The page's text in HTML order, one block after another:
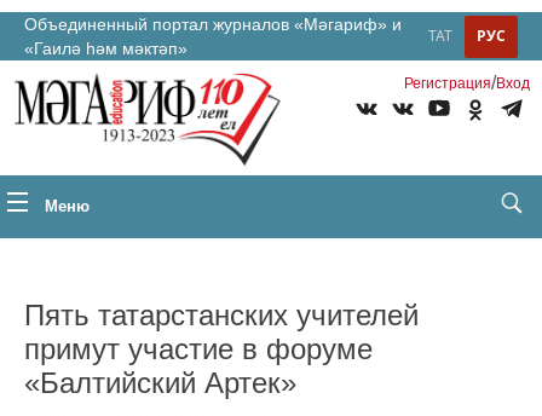
Объединенный портал журналов «Мәгариф» и
«Гаилә һәм мәктәп»
РУС
ТАТ
Регистрация/Вход
Меню
Пять татарстанских учителей
примут участие в форуме
«Балтийский Артек»